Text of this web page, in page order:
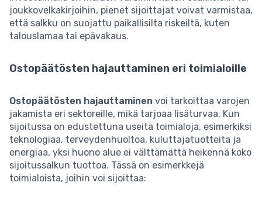
joukkovelkakirjoihin, pienet sijoittajat voivat varmistaa,
että salkku on suojattu paikallisilta riskeiltä, kuten
talouslamaa tai epävakaus.
Ostopäätösten hajauttaminen eri toimialoille
Ostopäätösten hajauttaminen voi tarkoittaa varojen
jakamista eri sektoreille, mikä tarjoaa lisäturvaa. Kun
sijoitussa on edustettuna useita toimialoja, esimerkiksi
teknologiaa, terveydenhuoltoa, kuluttajatuotteita ja
energiaa, yksi huono alue ei välttämättä heikennä koko
sijoitussalkun tuottoa. Tässä on esimerkkejä
toimialoista, joihin voi sijoittaa: